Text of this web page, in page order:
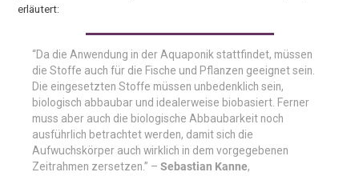
erläutert:
“Da die Anwendung in der Aquaponik stattfindet, müssen
die Stoffe auch für die Fische und Pflanzen geeignet sein.
Die eingesetzten Stoffe müssen unbedenklich sein,
biologisch abbaubar und idealerweise biobasiert. Ferner
muss aber auch die biologische Abbaubarkeit noch
ausführlich betrachtet werden, damit sich die
Aufwuchskörper auch wirklich in dem vorgegebenen
Zeitrahmen zersetzen.” –Sebastian Kanne,